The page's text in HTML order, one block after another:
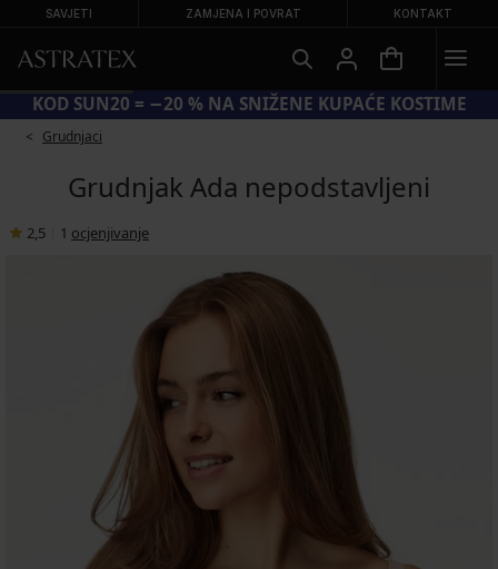
SAVJETI ZAMJENA I POVRAT KONTAKT
KOD SUN20 = −20 % NA SNIŽENE KUPAĆE KOSTIME
Grudnjaci
Grudnjak Ada nepodstavljeni
2,5 1 ocjenjivanje